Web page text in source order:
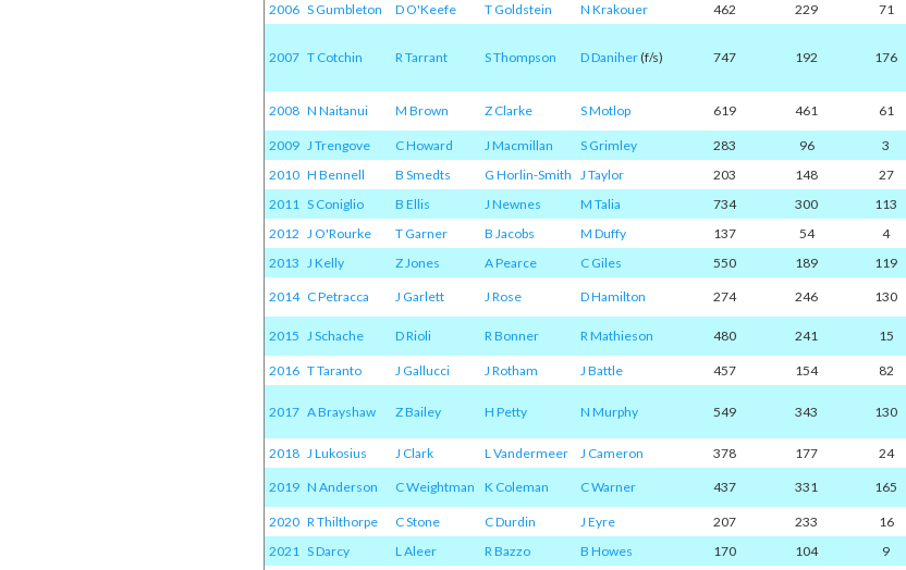
2006 S Gumbleton D O'Keefe T Goldstein N Krakouer 462 229 71
2007 T Cotchin R Tarrant S Thompson D Daniher(f/s) 747 192 176
2008 N Naitanui M Brown Z Clarke S Motlop 619 461 61
2009 J Trengove C Howard J Macmillan S Grimley 283 96
3
2010 H Bennell B Smedts G Horlin-Smith J Taylor 203 148
27
2011 S Coniglio B Ellis J Newnes M Talia 734 300 113
2012 J O'Rourke T Garner B Jacobs M Duffy 137 54
4
2013 J Kelly Z Jones A Pearce C Giles 550 189 119
2014 C Petracca J Garlett J Rose D Hamilton 274 246 130
2015 J Schache D Rioli R Bonner R Mathieson 480 241 15
2016 T Taranto J Gallucci J Rotham J Battle 457 154 82
2017 A Brayshaw Z Bailey H Petty N Murphy 549 343 130
2018 J Lukosius J Clark L Vandermeer J Cameron 378 177 24
2019 N Anderson C Weightman K Coleman C Warner 437 331 165
2020 R Thilthorpe C Stone C Durdin J Eyre 207 233 16
2021 S Darcy L Aleer R Bazzo B Howes 170 104 9